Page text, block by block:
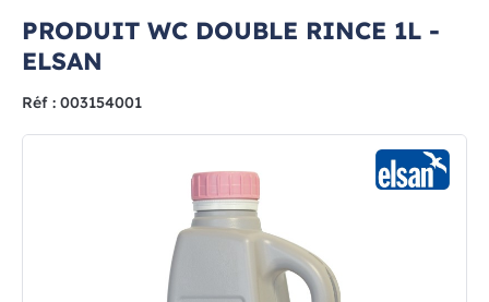
PRODUIT WC DOUBLE RINCE 1L -
ELSAN
Réf : 003154001